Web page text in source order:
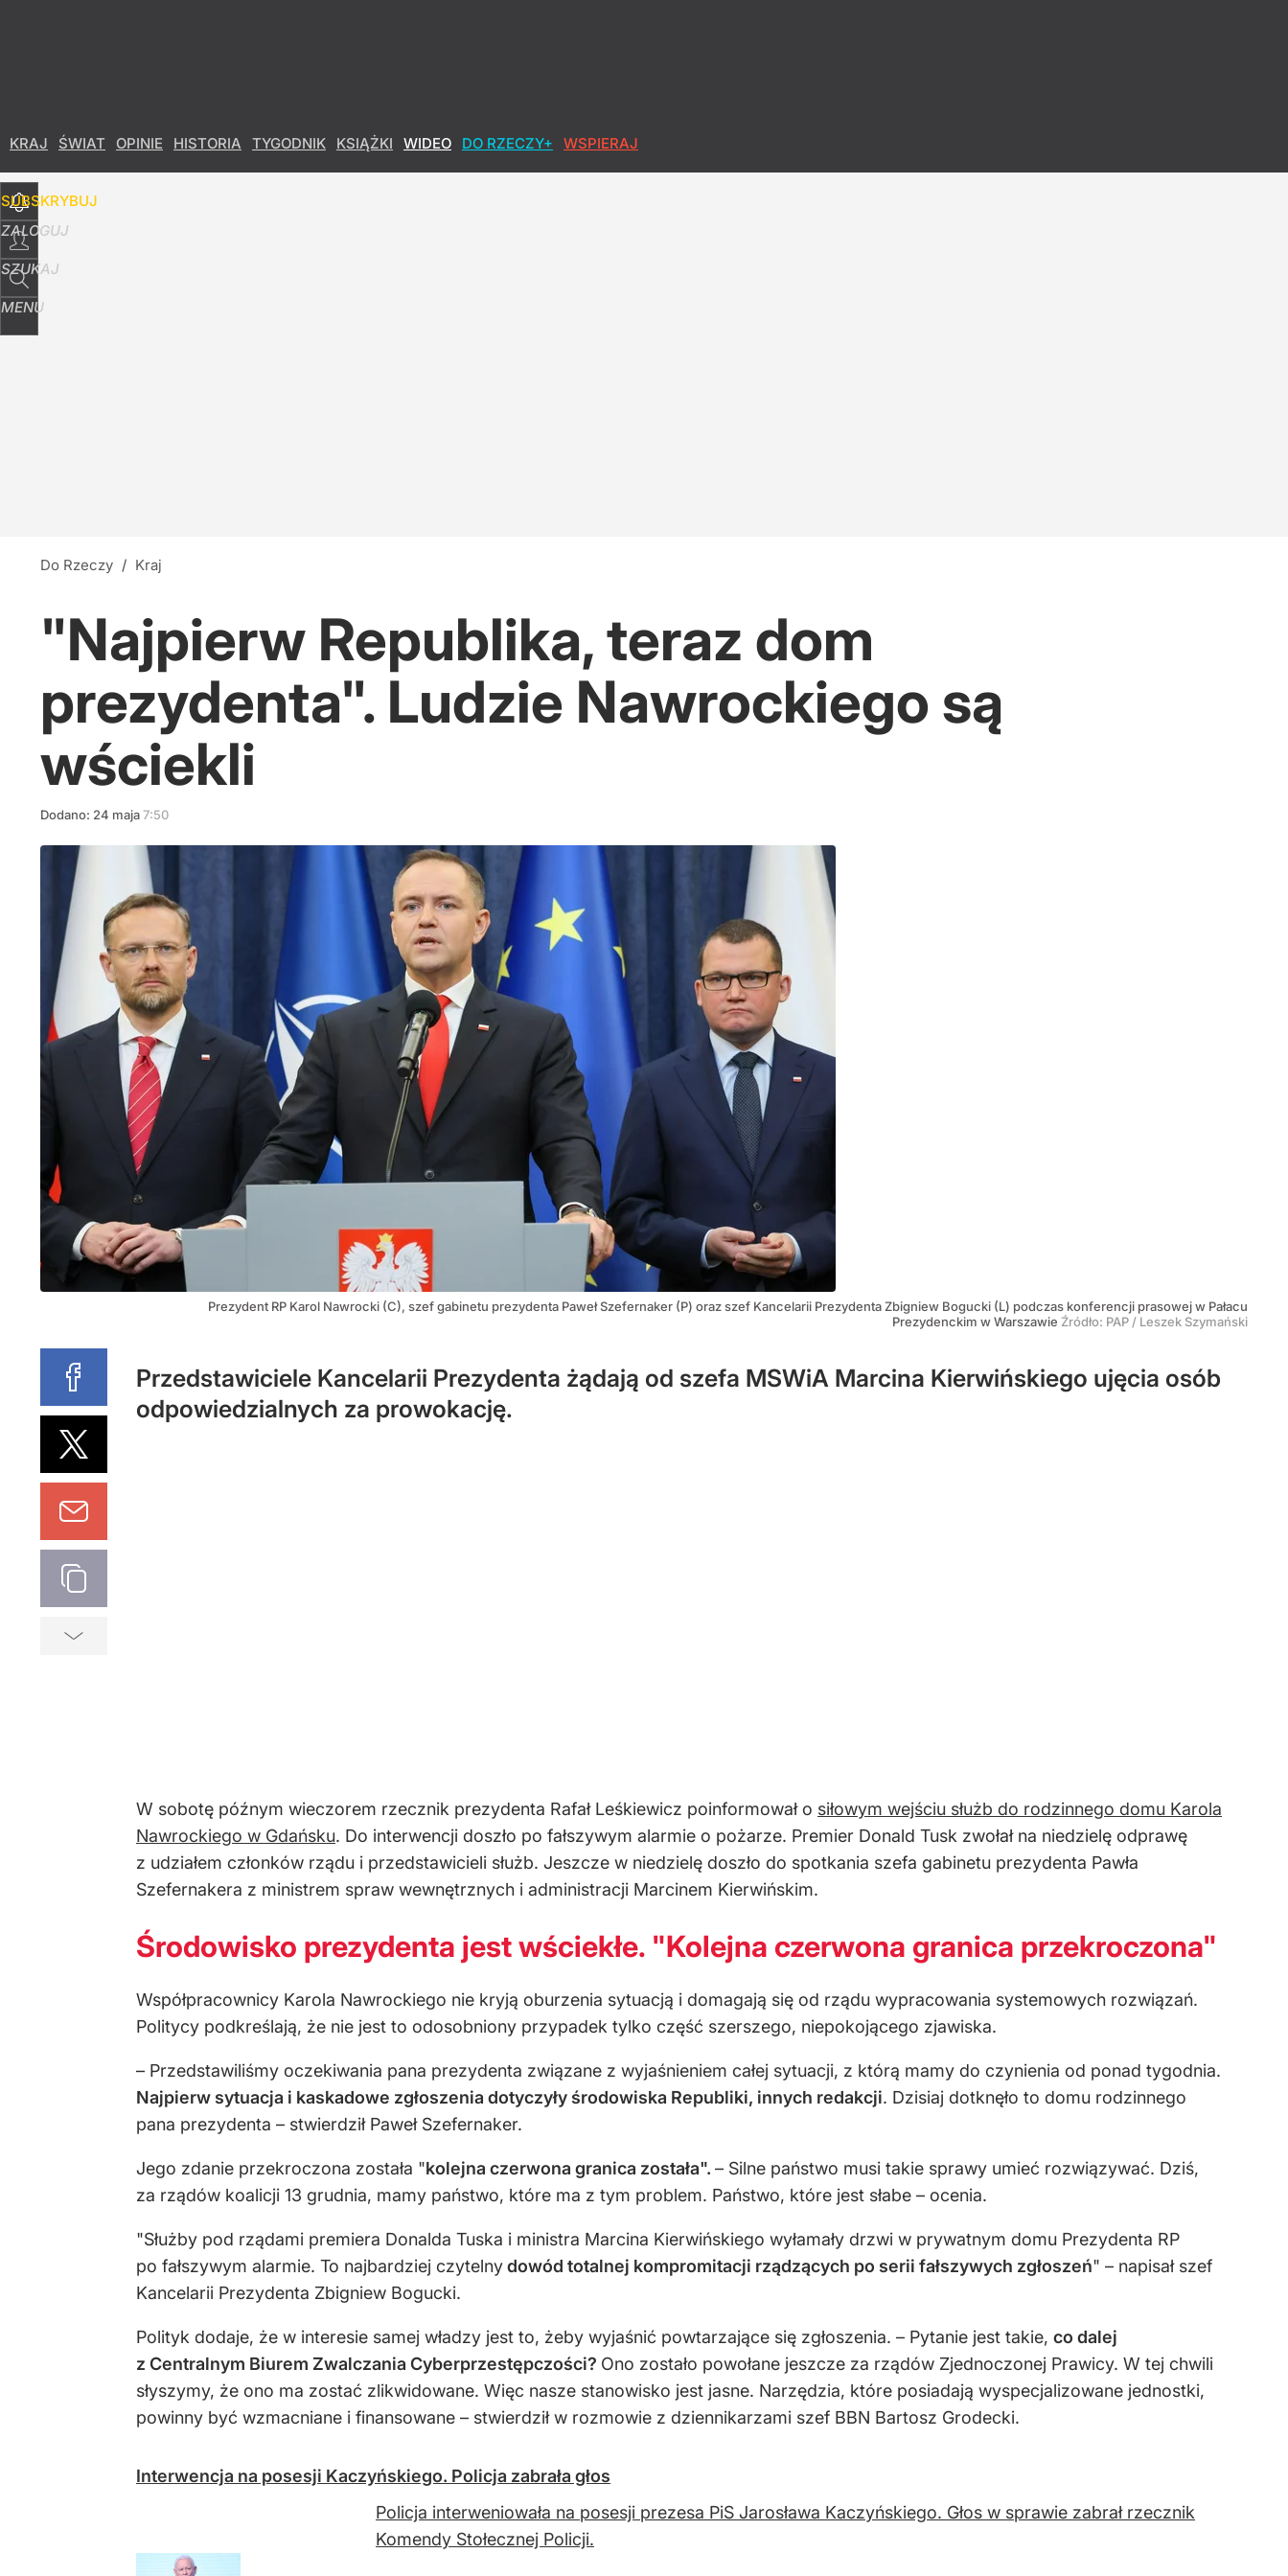
KRAJ ŚWIAT OPINIE HISTORIA TYGODNIK KSIĄŻKI WIDEO DO RZECZY+ WSPIERAJ
SUBSKRYBUJ
ZALOGUJ
SZUKAJ
MENU
Do Rzeczy / Kraj
"Najpierw Republika, teraz dom
prezydenta". Ludzie Nawrockiego są
wściekli
Dodano: 24 maja7:50
Prezydent RP Karol Nawrocki (C), szef gabinetu prezydenta Paweł Szefernaker (P) oraz szef Kancelarii Prezydenta Zbigniew Bogucki (L) podczas konferencji prasowej w Pałacu
Prezydenckim w Warszawie Źródło: PAP / Leszek Szymański
Przedstawiciele Kancelarii Prezydenta żądają od szefa MSWiA Marcina Kierwińskiego ujęcia osób
odpowiedzialnych za prowokację.
W sobotę późnym wieczorem rzecznik prezydenta Rafał Leśkiewicz poinformował o siłowym wejściu służb do rodzinnego domu Karola
Nawrockiego w Gdańsku. Do interwencji doszło po fałszywym alarmie o pożarze. Premier Donald Tusk zwołał na niedzielę odprawę
z udziałem członków rządu i przedstawicieli służb. Jeszcze w niedzielę doszło do spotkania szefa gabinetu prezydenta Pawła
Szefernakera z ministrem spraw wewnętrznych i administracji Marcinem Kierwińskim.
Środowisko prezydenta jest wściekłe. "Kolejna czerwona granica przekroczona"
Współpracownicy Karola Nawrockiego nie kryją oburzenia sytuacją i domagają się od rządu wypracowania systemowych rozwiązań.
Politycy podkreślają, że nie jest to odosobniony przypadek tylko część szerszego, niepokojącego zjawiska.
– Przedstawiliśmy oczekiwania pana prezydenta związane z wyjaśnieniem całej sytuacji, z którą mamy do czynienia od ponad tygodnia.
Najpierw sytuacja i kaskadowe zgłoszenia dotyczyły środowiska Republiki, innych redakcji. Dzisiaj dotknęło to domu rodzinnego
pana prezydenta – stwierdził Paweł Szefernaker.
Jego zdanie przekroczona została "kolejna czerwona granica została". – Silne państwo musi takie sprawy umieć rozwiązywać. Dziś,
za rządów koalicji 13 grudnia, mamy państwo, które ma z tym problem. Państwo, które jest słabe – ocenia.
"Służby pod rządami premiera Donalda Tuska i ministra Marcina Kierwińskiego wyłamały drzwi w prywatnym domu Prezydenta RP
po fałszywym alarmie. To najbardziej czytelnydowód totalnej kompromitacji rządzących po serii fałszywych zgłoszeń" – napisał szef
Kancelarii Prezydenta Zbigniew Bogucki.
Polityk dodaje, że w interesie samej władzy jest to, żeby wyjaśnić powtarzające się zgłoszenia. – Pytanie jest takie, co dalej
z Centralnym Biurem Zwalczania Cyberprzestępczości? Ono zostało powołane jeszcze za rządów Zjednoczonej Prawicy. W tej chwili
słyszymy, że ono ma zostać zlikwidowane. Więc nasze stanowisko jest jasne. Narzędzia, które posiadają wyspecjalizowane jednostki,
powinny być wzmacniane i finansowane – stwierdził w rozmowie z dziennikarzami szef BBN Bartosz Grodecki.
Interwencja na posesji Kaczyńskiego. Policja zabrała głos
Policja interweniowała na posesji prezesa PiS Jarosława Kaczyńskiego. Głos w sprawie zabrał rzecznik
Komendy Stołecznej Policji.